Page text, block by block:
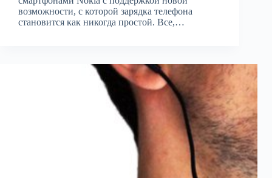
возможности, с которой зарядка телефона
становится как никогда простой. Все,…